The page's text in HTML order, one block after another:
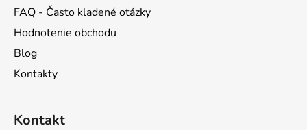
FAQ - Často kladené otázky
Hodnotenie obchodu
Blog
Kontakty
Kontakt